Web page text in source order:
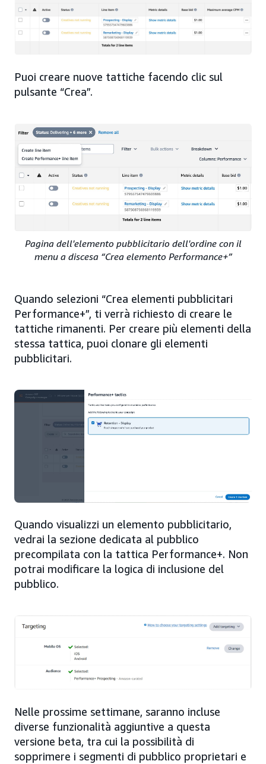
Puoi creare nuove tattiche facendo clic sul
pulsante “Crea”.
Pagina dell'elemento pubblicitario dell'ordine con il
menu a discesa “Crea elemento Performance+”
Quando selezioni “Crea elementi pubblicitari
Performance+”, ti verrà richiesto di creare le
tattiche rimanenti. Per creare più elementi della
stessa tattica, puoi clonare gli elementi
pubblicitari.
Quando visualizzi un elemento pubblicitario,
vedrai la sezione dedicata al pubblico
precompilata con la tattica Performance+. Non
potrai modificare la logica di inclusione del
pubblico.
Nelle prossime settimane, saranno incluse
diverse funzionalità aggiuntive a questa
versione beta, tra cui la possibilità di
sopprimere i segmenti di pubblico proprietari e